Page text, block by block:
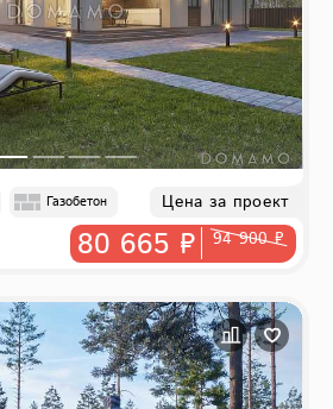
Газобетон Цена за проект
80 665 ₽ 94 900 ₽